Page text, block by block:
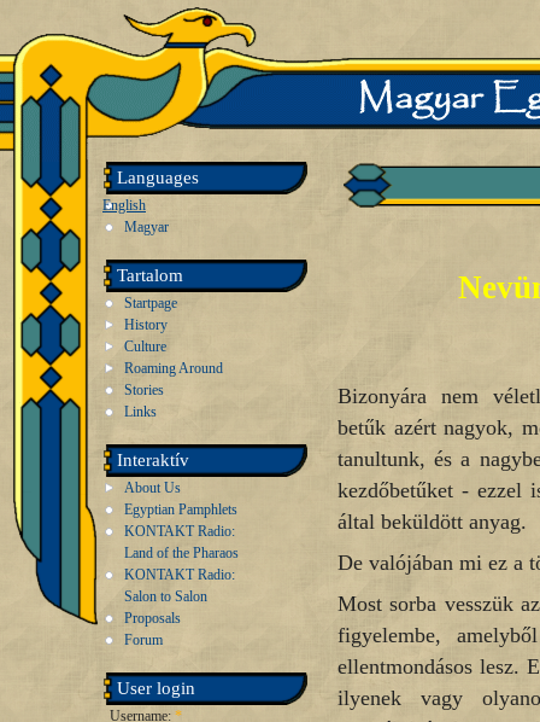
Languages
English
Magyar
Tartalom
Startpage
History
Culture
Roaming Around
Stories
Links
Interaktív
About Us
Egyptian Pamphlets
KONTAKT Radio:
Land of the Pharaos
KONTAKT Radio:
Salon to Salon
Proposals
Forum
User login
Username: *
Bizonyára nem
betűk azért nagyok,
tanultunk, és a
kezdőbetűket - ezzel
által beküldött anyag.
De valójában mi ez a
Most sorba vesszük
figyelembe,
ellentmondásos lesz.
ilyenek vagy